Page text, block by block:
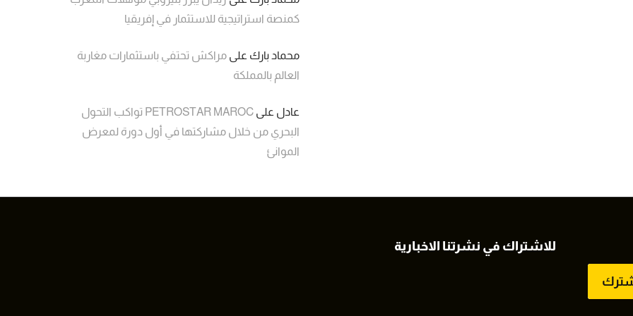
كمنصة استراتيجية للاستثمار في إفريقيا
محماد بارك على مراكش تحتفي باستثمارات مغاربة
العالم بالمملكة
عادل على
PETROSTAR MAROC تواكب التحول
البحري من خلال مشاركتها في أول دورة لمعرض
الموانئ
للاشتراك في نشرتنا الاخبارية